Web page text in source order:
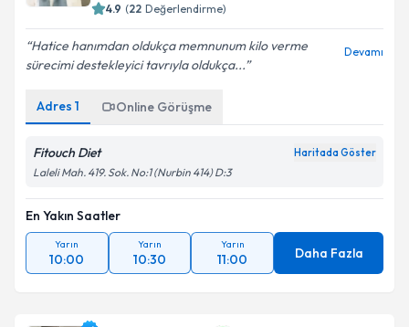
4.9 (22 Değerlendirme)
Hatice hanımdan oldukça memnunum kilo verme
sürecimi destekleyici tavrıyla oldukça...
Devamı
Adres 1 Online Görüşme
Fitouch Diet Haritada Göster
Laleli Mah. 419. Sok. No:1 (Nurbin 414) D:3
En Yakın Saatler
Yarın
10:00
Yarın
10:30
Yarın
11:00 Daha Fazla